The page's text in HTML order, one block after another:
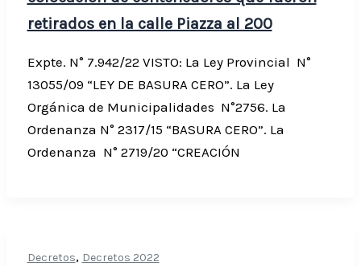
retirados en la calle Piazza al 200
Expte. N° 7.942/22 VISTO: La Ley Provincial N°
13055/09 “LEY DE BASURA CERO”. La Ley
Orgánica de Municipalidades N°2756. La
Ordenanza N° 2317/15 “BASURA CERO”. La
Ordenanza N° 2719/20 “CREACIÓN
Decretos, Decretos 2022